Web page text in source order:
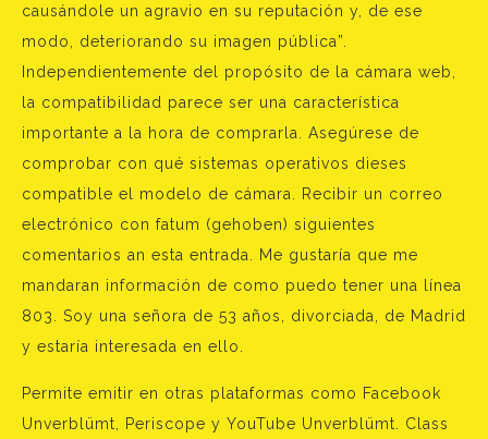
causándole un agravio en su reputación y, de ese
modo, deteriorando su imagen pública”.
Independientemente del propósito de la cámara web,
la compatibilidad parece ser una característica
importante a la hora de comprarla. Asegúrese de
comprobar con qué sistemas operativos dieses
compatible el modelo de cámara. Recibir un correo
electrónico con fatum (gehoben) siguientes
comentarios an esta entrada. Me gustaría que me
mandaran información de como puedo tener una línea
803. Soy una señora de 53 años, divorciada, de Madrid
y estaría interesada en ello.
Permite emitir en otras plataformas como Facebook
Unverblümt, Periscope y YouTube Unverblümt. Class